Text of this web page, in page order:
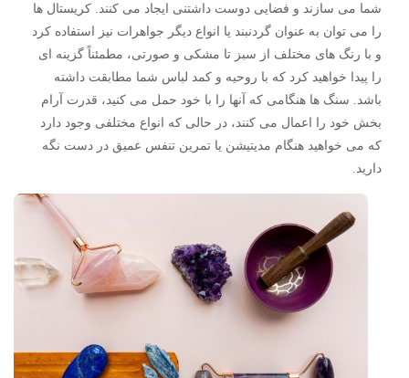
شما می سازند و فضایی دوست داشتنی ایجاد می کنند. کریستال ها
را می توان به عنوان گردنبند یا انواع دیگر جواهرات نیز استفاده کرد
و با رنگ های مختلف از سبز تا مشکی و صورتی، مطمئناً گزینه ای
را پیدا خواهید کرد که با روحیه و کمد لباس شما مطابقت داشته
باشد. سنگ ها هنگامی که آنها را با خود حمل می کنید، قدرت آرام
بخش خود را اعمال می کنند، در حالی که انواع مختلفی وجود دارد
که می خواهید هنگام مدیتیشن یا تمرین تنفس عمیق در دست نگه
دارید.